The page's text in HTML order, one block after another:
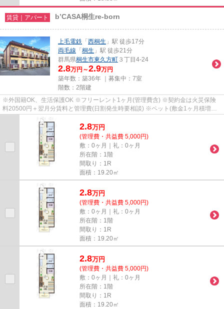
賃貸｜アパート b’CASA桐生re-born
上毛電鉄 「 西桐生 」駅 徒歩17分
両毛線 「 桐生 」駅 徒歩21分
群馬県桐生市東久方町 ３丁目4-24
2.8万円～2.9万円
築年数：築36年 ｜募集中： 7室
階数：2階建
※外国籍OK、生活保護OK ※フリーレント1ヶ月(管理費含) ※契約金は火災保険
料20500円＋翌月分賃料と管理費(日割発生時要相談) ※ペット(敷金1ヶ月積増償
却) ※鍵(任意):33000円 ※外国籍:賃...
2.8万円
(管理費・共益費 5,000円)
敷：0ヶ月｜礼：0ヶ月
所在階：1階
間取り：1R
面積：19.20㎡
2.8万円
(管理費・共益費 5,000円)
敷：0ヶ月｜礼：0ヶ月
所在階：1階
間取り：1R
面積：19.20㎡
2.8万円
(管理費・共益費 5,000円)
敷：0ヶ月｜礼：0ヶ月
所在階：1階
間取り：1R
面積：19.20㎡